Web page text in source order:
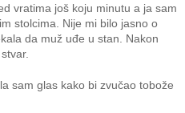
vratima još koju minutu a ja sam
stolcima. Nije mi bilo jasno o
da muž uđe u stan. Nakon
sam glas kako bi zvučao tobože